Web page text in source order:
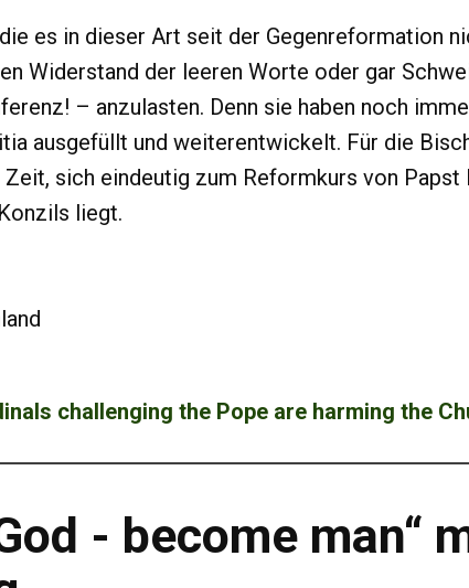
es in dieser Art seit der Gegenreformation
Widerstand der leeren Worte oder gar
– anzulasten. Denn sie haben noch
ausgefüllt und weiterentwickelt. Für die
sich eindeutig zum Reformkurs von Papst
liegt.
challenging the Pope are harming the
- become man“